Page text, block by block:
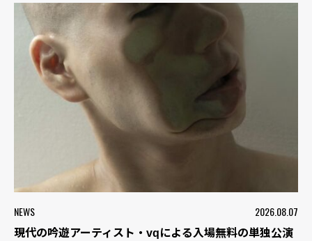
NEWS 2026.08.07
現代の吟遊アーティスト・vqによる入場無料の単独公演